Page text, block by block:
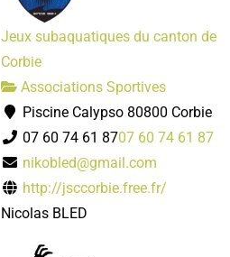
Jeux subaquatiques du canton de
Corbie
Associations Sportives
Piscine Calypso 80800 Corbie
07 60 74 61 8707 60 74 61 87
nikobled@gmail.com
http://jsccorbie.free.fr/
Nicolas BLED